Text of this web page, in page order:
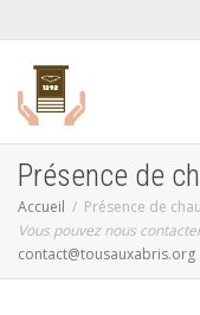
Présence de
Accueil
Présence de
Vous pouvez nous
contact@tousauxabris.org